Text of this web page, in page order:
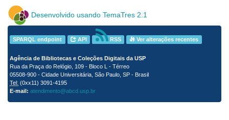
Desenvolvido usando TemaTres 2.1
SPARQL endpoint API RSS Ver alterações recentes
Agência de Bibliotecas e Coleções Digitais da USP
Rua da Praça do Relógio, 109 - Bloco L - Térreo
05508-900 - Cidade Universitária, São Paulo, SP - Brasil
Tel: (0xx11) 3091-4195
E-mail: atendimento@abcd.usp.br